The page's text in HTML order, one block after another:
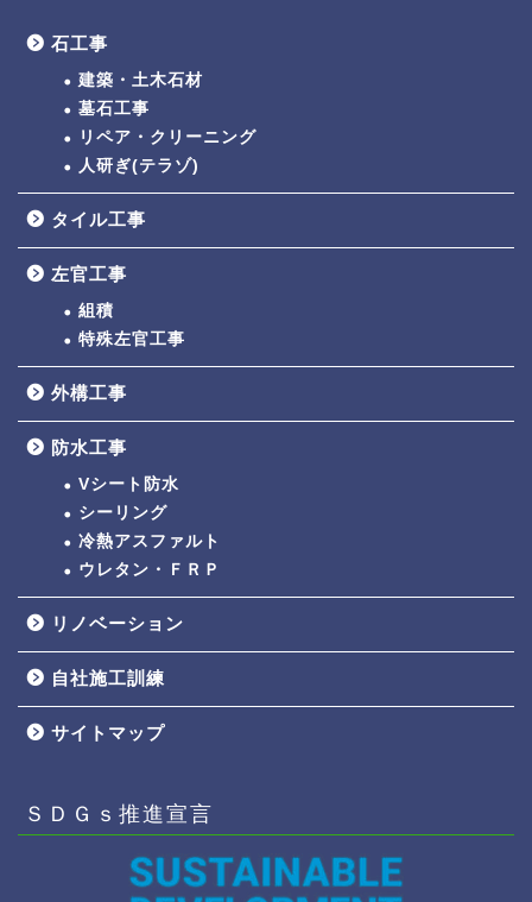
石工事
建築・土木石材
墓石工事
リペア・クリーニング
人研ぎ(テラゾ)
タイル工事
左官工事
組積
特殊左官工事
外構工事
防水工事
Vシート防水
シーリング
冷熱アスファルト
ウレタン・ＦＲＰ
リノベーション
自社施工訓練
サイトマップ
ＳＤＧｓ推進宣言